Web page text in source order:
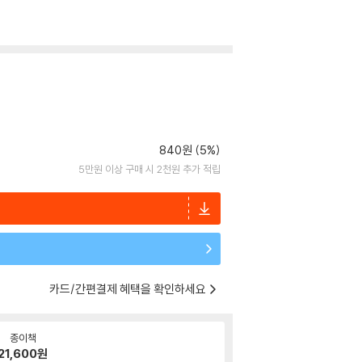
840원 (5%)
5만원 이상 구매 시 2천원 추가 적립
카드/간편결제 혜택을 확인하세요
종이책
원